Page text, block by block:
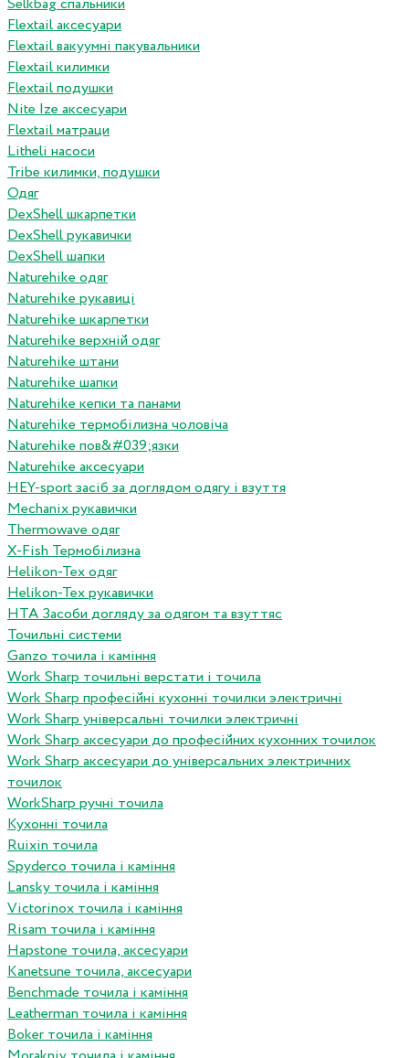
Selkbag спальники
Flextail аксесуари
Flextail вакуумні пакувальники
Flextail килимки
Flextail подушки
Nite Ize аксесуари
Flextail матраци
Litheli насоси
Tribe килимки, подушки
Одяг
DexShell шкарпетки
DexShell рукавички
DexShell шапки
Naturehike одяг
Naturehike рукавиці
Naturehike шкарпетки
Naturehike верхній одяг
Naturehike штани
Naturehike шапки
Naturehike кепки та панами
Naturehike термобілизна чоловіча
Naturehike пов&#039;язки
Naturehike аксесуари
HEY-sport засіб за доглядом одягу і взуття
Mechanix рукавички
Thermowave одяг
X-Fish Термобілизна
Helikon-Tex одяг
Helikon-Tex рукавички
HTA Засоби догляду за одягом та взуттяс
Точильні системи
Ganzo точила і каміння
Work Sharp точильні верстати і точила
Work Sharp професiйнi кухоннi точилки электричнi
Work Sharp унiверсальнi точилки электричнi
Work Sharp аксесуари до професiйних кухонних точилок
Work Sharp аксесуари до унiверсальних электричних
точилок
WorkSharp ручні точила
Кухонні точила
Ruixin точила
Spyderco точила і каміння
Lansky точила і каміння
Victorinox точила і каміння
Risam точила і каміння
Hapstone точила, аксесуари
Kanetsune точила, аксесуари
Benchmade точила і каміння
Leatherman точила і каміння
Boker точила і каміння